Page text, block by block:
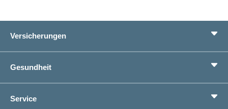
Versicherungen
Zusatzversicherungen
Vorsorge
Ich suche eine Versicherung für
Gesundheit
Gesundheitskompass
Service